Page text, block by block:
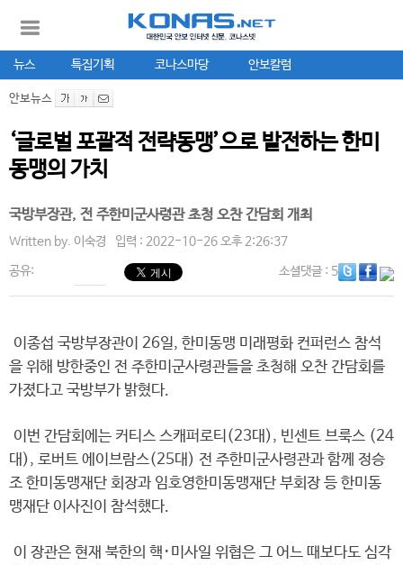
뉴스 특집기획 코나스마당 안보칼럼
안보뉴스
‘글로벌 포괄적 전략동맹’으로 발전하는 한미
동맹의 가치
국방부장관, 전 주한미군사령관 초청 오찬 간담회 개최
Written by. 이숙경 입력 : 2022-10-26 오후 2:26:37
공유: 소셜댓글: 5
이종섭 국방부장관이 26일, 한미동맹 미래평화 컨퍼런스 참석
을 위해 방한중인 전 주한미군사령관들을 초청해 오찬 간담회를
가졌다고 국방부가 밝혔다.
이번 간담회에는 커티스 스캐퍼로티(23대), 빈센트 브룩스 (24
대), 로버트 에이브람스(25대) 전 주한미군사령관과 함께 정승
조 한미동맹재단 회장과 임호영한미동맹재단 부회장 등 한미동
맹재단 이사진이 참석했다.
이 장관은 현재 북한의 핵･미사일 위협은 그 어느 때보다도 심각